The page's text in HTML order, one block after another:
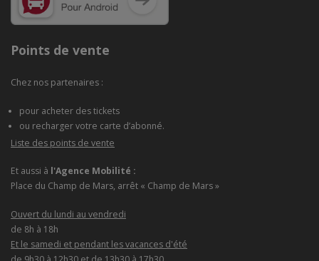
Points de vente
Chez nos partenaires :
pour acheter des tickets
ou recharger votre carte d’abonné.
Liste des points de vente
Et aussi à l'Agence Mobilité :
Place du Champ de Mars, arrêt « Champ de Mars »
Ouvert du lundi au vendredi
de 8h à 18h
Et le samedi et pendant les vacances d'été